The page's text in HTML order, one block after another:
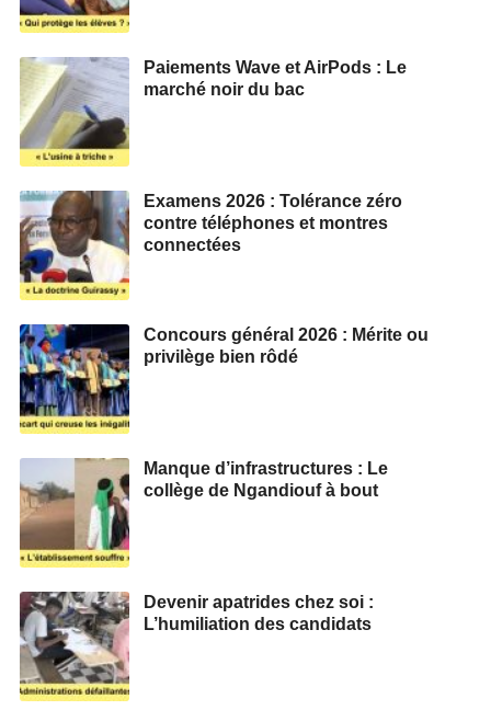
Paiements Wave et AirPods : Le
marché noir du bac
Examens 2026 : Tolérance zéro
contre téléphones et montres
connectées
Concours général 2026 : Mérite ou
privilège bien rôdé
Manque d’infrastructures : Le
collège de Ngandiouf à bout
Devenir apatrides chez soi :
L’humiliation des candidats